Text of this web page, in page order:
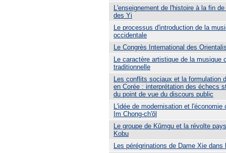
L'enseignement de l'histoire à la fin
des Yi
Le processus d'introduction de la
occidentale
Le Congrès International des
Le caractère artistique de la musique
traditionnelle
Les conflits sociaux et la formulation
en Corée : interprétation des échecs
du point de vue du discours public
L'idée de modernisation et l'économie
Im Chong-ch'ŏl
Le groupe de Kŭmgu et la révolte
Kobu
Les pérégrinations de Dame Xie dans